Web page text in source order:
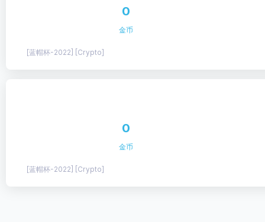
0
金币
[蓝帽杯-2022] [Crypto]
0
金币
[蓝帽杯-2022] [Crypto]